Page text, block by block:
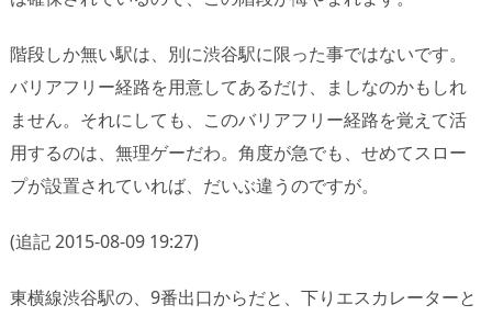
階段しか無い駅は、別に渋谷駅に限った事ではないです。
バリアフリー経路を用意してあるだけ、ましなのかもしれ
ません。それにしても、このバリアフリー経路を覚えて活
用するのは、無理ゲーだわ。角度が急でも、せめてスロー
プが設置されていれば、だいぶ違うのですが。
(追記 2015-08-09 19:27)
東横線渋谷駅の、9番出口からだと、下りエスカレーターと